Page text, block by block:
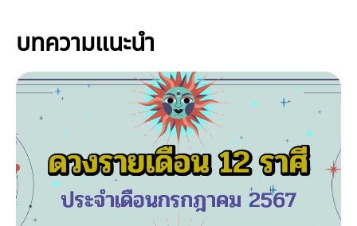
บทความแนะนำ